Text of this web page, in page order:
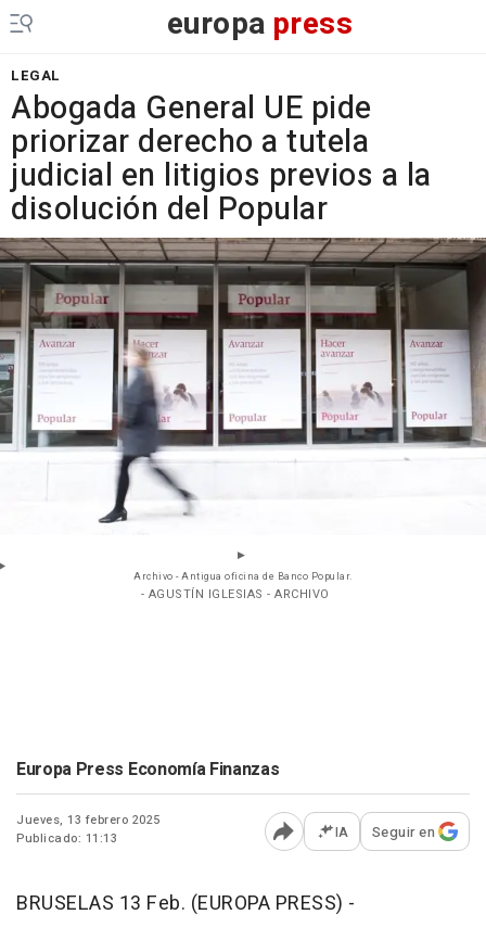
europa press
LEGAL
Abogada General UE pide
priorizar derecho a tutela
judicial en litigios previos a la
disolución del Popular
Archivo - Antigua oficina de Banco Popular.
- AGUSTÍN IGLESIAS - ARCHIVO
Europa Press Economía Finanzas
Jueves, 13 febrero 2025
Publicado: 11:13
Abrir opciones para
IA Seguir en
BRUSELAS 13 Feb. (EUROPA PRESS) -